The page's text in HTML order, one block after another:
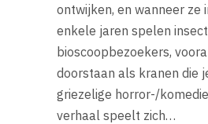
ontwijken, en wanneer
enkele jaren spelen
bioscoopbezoekers,
doorstaan ​​als kranen die
griezelige horror-/
verhaal speelt zich…